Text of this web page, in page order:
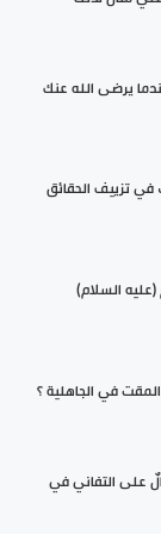
يرضى الله عنك
في تزييف الحقائق
(عليه السلام)
في الجاهلية ؟
على التفاني في